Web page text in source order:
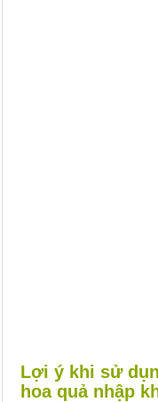
Lợi ý khi sử
hoa quả nhập